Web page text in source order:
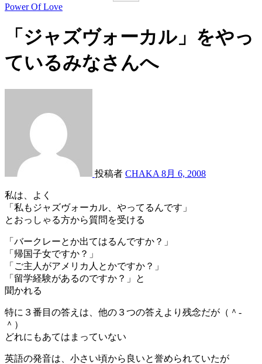
Power Of Love
「ジャズヴォーカル」をやっ
ているみなさんへ
投稿者 CHAKA 8月 6, 2008
私は、よく
「私もジャズヴォーカル、やってるんです」
とおっしゃる方から質問を受ける
「バークレーとか出てはるんですか？」
「帰国子女ですか？」
「ご主人がアメリカ人とかですか？」
「留学経験があるのですか？」と
聞かれる
特に３番目の答えは、他の３つの答えより残念だが（＾-
＾）
どれにもあてはまっていない
英語の発音は、小さい頃から良いと誉められていたが